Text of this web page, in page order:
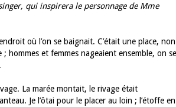
qui inspirera le personnage de Mme
où l’on se baignait. C’était une place, non
hommes et femmes nageaient ensemble, on se
La marée montait, le rivage était
Je l’ôtai pour le placer au loin ; l’étoffe en